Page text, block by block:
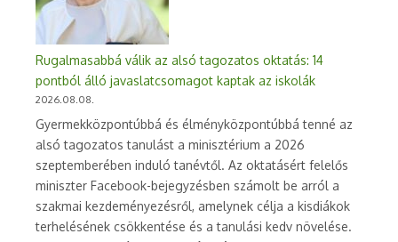
Rugalmasabbá válik az alsó tagozatos oktatás: 14
pontból álló javaslatcsomagot kaptak az iskolák
2026.08.08.
Gyermekközpontúbbá és élményközpontúbbá tenné az
alsó tagozatos tanulást a minisztérium a 2026
szeptemberében induló tanévtől. Az oktatásért felelős
miniszter Facebook-bejegyzésben számolt be arról a
szakmai kezdeményezésről, amelynek célja a kisdiákok
terhelésének csökkentése és a tanulási kedv növelése.